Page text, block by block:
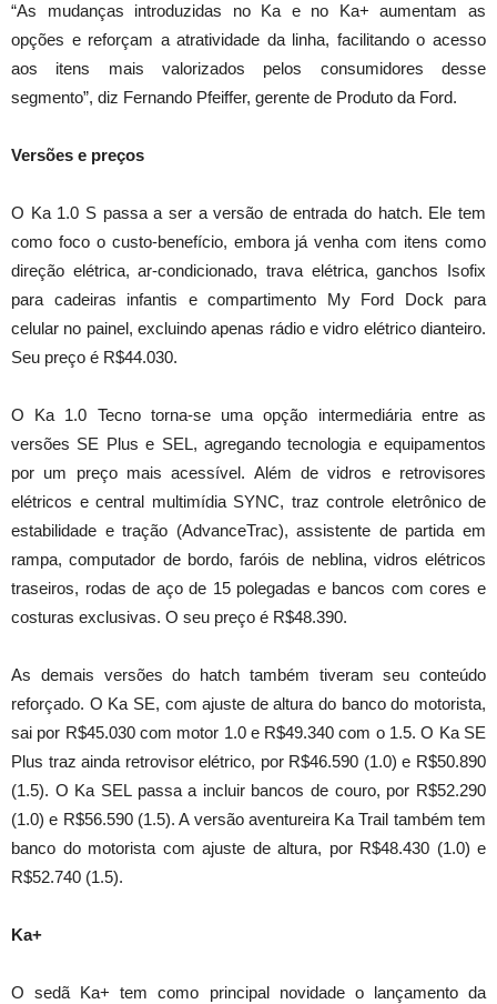
“As mudanças introduzidas no Ka e no Ka+ aumentam as
opções e reforçam a atratividade da linha, facilitando o acesso
aos itens mais valorizados pelos consumidores desse
segmento”, diz Fernando Pfeiffer, gerente de Produto da Ford.
Versões e preços
O Ka 1.0 S passa a ser a versão de entrada do hatch. Ele tem
como foco o custo-benefício, embora já venha com itens como
direção elétrica, ar-condicionado, trava elétrica, ganchos Isofix
para cadeiras infantis e compartimento My Ford Dock para
celular no painel, excluindo apenas rádio e vidro elétrico dianteiro.
Seu preço é R$44.030.
O Ka 1.0 Tecno torna-se uma opção intermediária entre as
versões SE Plus e SEL, agregando tecnologia e equipamentos
por um preço mais acessível. Além de vidros e retrovisores
elétricos e central multimídia SYNC, traz controle eletrônico de
estabilidade e tração (AdvanceTrac), assistente de partida em
rampa, computador de bordo, faróis de neblina, vidros elétricos
traseiros, rodas de aço de 15 polegadas e bancos com cores e
costuras exclusivas. O seu preço é R$48.390.
As demais versões do hatch também tiveram seu conteúdo
reforçado. O Ka SE, com ajuste de altura do banco do motorista,
sai por R$45.030 com motor 1.0 e R$49.340 com o 1.5. O Ka SE
Plus traz ainda retrovisor elétrico, por R$46.590 (1.0) e R$50.890
(1.5). O Ka SEL passa a incluir bancos de couro, por R$52.290
(1.0) e R$56.590 (1.5). A versão aventureira Ka Trail também tem
banco do motorista com ajuste de altura, por R$48.430 (1.0) e
R$52.740 (1.5).
Ka+
O sedã Ka+ tem como principal novidade o lançamento da